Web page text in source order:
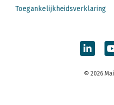
Toegankelijkheidsverklaring
© 2026